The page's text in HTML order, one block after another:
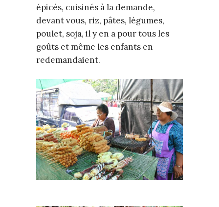
épicés, cuisinés à la demande,
devant vous, riz, pâtes, légumes,
poulet, soja, il y en a pour tous les
goûts et même les enfants en
redemandaient.